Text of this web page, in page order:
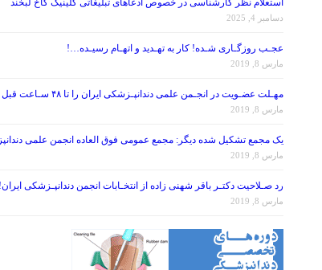
استعلام نظر کارشناسی در خصوص ادعاهای تبلیغاتی کلینیک کاخ لبخند
دسامبر 4, 2025
عجـب روزگـاری شـده! کار به تهـدید و اتهـام رسیـده…!
مارس 8, 2019
مهـلت عضـویت در انجـمن علمی دندانپـزشکی ایران را تا ۴۸ سـاعت قبل از انتخـابات تمـدید کنید!
مارس 8, 2019
یک مجمع تشکیل شده دیگر: مجمع عمومی فوق العاده انجمن علمی دندانپزشکی ایران در تاریخ ۱۳۹۷/۰۷/۲۶ ، با موضوع اصلاح
مارس 8, 2019
رد صـلاحیت دکتـر باقر شهنی زاده از انتخـابات انجمن دندانپـزشکی
مارس 8, 2019